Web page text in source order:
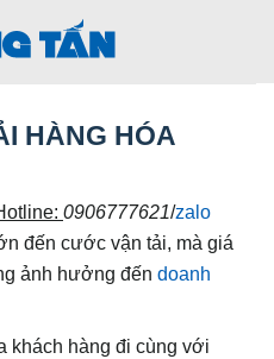
HÀNG HÓA
0906777621/zalo
đến cước vận tải, mà giá
ảnh hưởng đếndoanh
khách hàng đi cùng với